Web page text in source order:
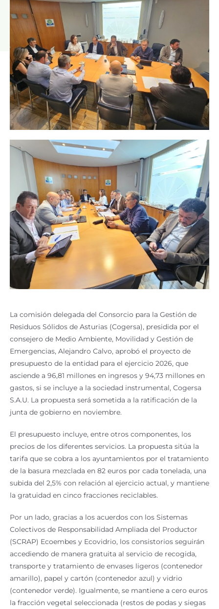
La comisión delegada del Consorcio para la Gestión de
Residuos Sólidos de Asturias (Cogersa), presidida por el
consejero de Medio Ambiente, Movilidad y Gestión de
Emergencias, Alejandro Calvo, aprobó el proyecto de
presupuesto de la entidad para el ejercicio 2026, que
asciende a 96,81 millones en ingresos y 94,73 millones en
gastos, si se incluye a la sociedad instrumental, Cogersa
S.A.U. La propuesta será sometida a la ratificación de la
junta de gobierno en noviembre.
El presupuesto incluye, entre otros componentes, los
precios de los diferentes servicios. La propuesta sitúa la
tarifa que se cobra a los ayuntamientos por el tratamiento
de la basura mezclada en 82 euros por cada tonelada, una
subida del 2,5% con relación al ejercicio actual, y mantiene
la gratuidad en cinco fracciones reciclables.
Por un lado, gracias a los acuerdos con los Sistemas
Colectivos de Responsabilidad Ampliada del Productor
(SCRAP) Ecoembes y Ecovidrio, los consistorios seguirán
accediendo de manera gratuita al servicio de recogida,
transporte y tratamiento de envases ligeros (contenedor
amarillo), papel y cartón (contenedor azul) y vidrio
(contenedor verde). Igualmente, se mantiene a cero euros
la fracción vegetal seleccionada (restos de podas y siegas